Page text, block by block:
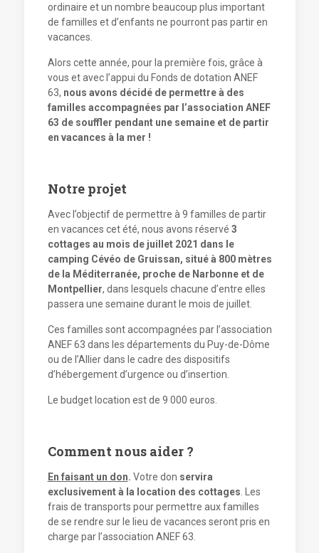
ordinaire et un nombre beaucoup plus important
de familles et d’enfants ne pourront pas partir en
vacances.
Alors cette année, pour la première fois, grâce à
vous et avec l’appui du Fonds de dotation ANEF
63, nous avons décidé de permettre à des
familles accompagnées par l’association ANEF
63 de souffler pendant une semaine et de partir
en vacances à la mer !
Notre projet
Avec l’objectif de permettre à 9 familles de partir
en vacances cet été, nous avons réservé 3
cottages au mois de juillet 2021 dans le
camping Cévéo de Gruissan, situé à 800 mètres
de la Méditerranée, proche de Narbonne et de
Montpellier, dans lesquels chacune d’entre elles
passera une semaine durant le mois de juillet.
Ces familles sont accompagnées par l’association
ANEF 63 dans les départements du Puy-de-Dôme
ou de l’Allier dans le cadre des dispositifs
d’hébergement d’urgence ou d’insertion.
Le budget location est de 9 000 euros.
Comment nous aider ?
En faisant un don. Votre don servira
exclusivement à la location des cottages . Les
frais de transports pour permettre aux familles
de se rendre sur le lieu de vacances seront pris en
charge par l’association ANEF 63.